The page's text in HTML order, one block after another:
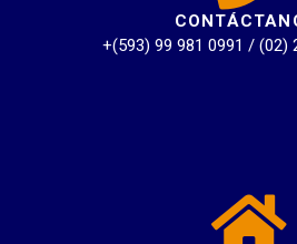
+(593) 99 981 0991 / (02)